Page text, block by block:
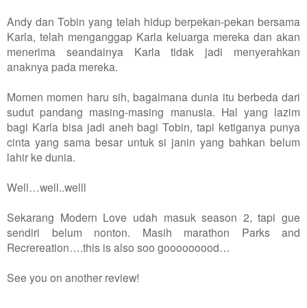
Andy dan Tobin yang telah hidup berpekan-pekan bersama
Karla, telah menganggap Karla keluarga mereka dan akan
menerima seandainya Karla tidak jadi menyerahkan
anaknya pada mereka.
Momen momen haru sih, bagaimana dunia itu berbeda dari
sudut pandang masing-masing manusia. Hal yang lazim
bagi Karla bisa jadi aneh bagi Tobin, tapi ketiganya punya
cinta yang sama besar untuk si janin yang bahkan belum
lahir ke dunia.
Well…well..welll
Sekarang Modern Love udah masuk season 2, tapi gue
sendiri belum nonton. Masih marathon Parks and
Recrereation….this is also soo gooooooood…
See you on another review!